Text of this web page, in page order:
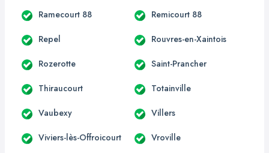
Ramecourt 88 Remicourt 88
Repel Rouvres-en-Xaintois
Rozerotte Saint-Prancher
Thiraucourt Totainville
Vaubexy Villers
Viviers-lès-Offroicourt Vroville